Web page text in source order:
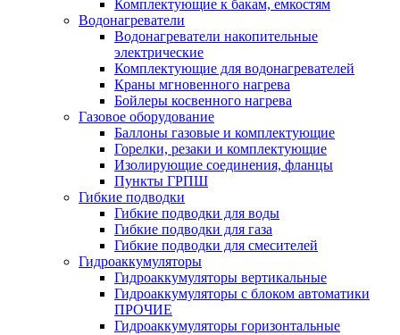
Комплектующие к бакам, емкостям
Водонагреватели
Водонагреватели накопительные
электрические
Комплектующие для водонагревателей
Краны мгновенного нагрева
Бойлеры косвенного нагрева
Газовое оборудование
Баллоны газовые и комплектующие
Горелки, резаки и комплектующие
Изолирующие соединения, фланцы
Пункты ГРПШ
Гибкие подводки
Гибкие подводки для воды
Гибкие подводки для газа
Гибкие подводки для смесителей
Гидроаккумуляторы
Гидроаккумуляторы вертикальные
Гидроаккумуляторы с блоком автоматики
ПРОЧИЕ
Гидроаккумуляторы горизонтальные